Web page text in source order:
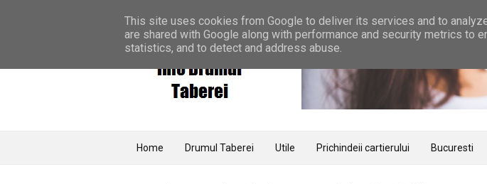
Home Drumul Taberei Utile Prichindeii cartierului Bucuresti
This site uses cookies from Google to deliver its services and to
are shared with Google along with performance and security metrics to
statistics, and to detect and address abuse.